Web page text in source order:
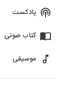
پادکست
کتاب صوتی
موسیقی